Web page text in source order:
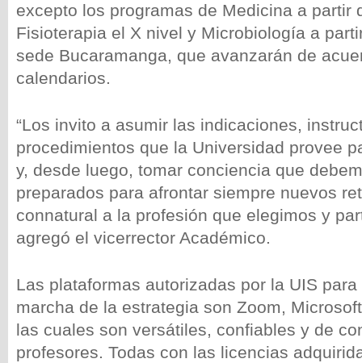
excepto los programas de Medicina a partir
Fisioterapia el X nivel y Microbiología a
sede Bucaramanga, que avanzarán de
calendarios.
“Los invito a asumir las indicaciones,
procedimientos que la Universidad provee
y, desde luego, tomar conciencia que
preparados para afrontar siempre nuevos
connatural a la profesión que elegimos y
agregó el vicerrector Académico.
Las plataformas autorizadas por la UIS
marcha de la estrategia son Zoom,
las cuales son versátiles, confiables y de
profesores. Todas con las licencias